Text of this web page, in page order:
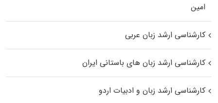
اﻣﻴﻦ
کارشناسی ارشد زبان عربی
کارشناسی ارشد زبان‌ های باستانی ایران
کارشناسی ارشد زبان و ادبیات اردو